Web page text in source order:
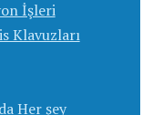
İşleri
Klavuzları
Her şey